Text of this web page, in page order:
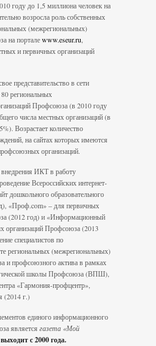
году до 1,5 миллиона человек на
возросла роль собственных
(межрегиональных)
на порталеwww.eseur.ru,
и первичных организаций
представительство в сети
региональных
Профсоюза (в 2010 году
числа местных организаций (в
Возрастает количество
на сайтах которых имеются
организаций.
ИКТ в работу
Всероссийских интернет-
дошкольного образовательного
«Проф.com» – для первичных
(2012 год) и «Информационный
организаций Профсоюза (2013
специалистов по
региональных (межрегиональных)
и профсоюзного актива в рамках
школы Профсоюза (ВПШ),
«Гармония-профцентр»,
(2014 г.)
единого информационного
являетсягазета «Мой
выходит с 2000 года.